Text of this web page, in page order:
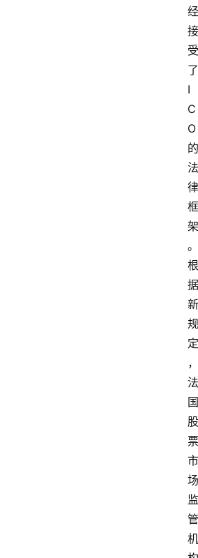
经
接
受
了
I
C
O
的
法
律
框
架
。
根
据
新
规
定
，
法
国
股
票
市
场
监
管
机